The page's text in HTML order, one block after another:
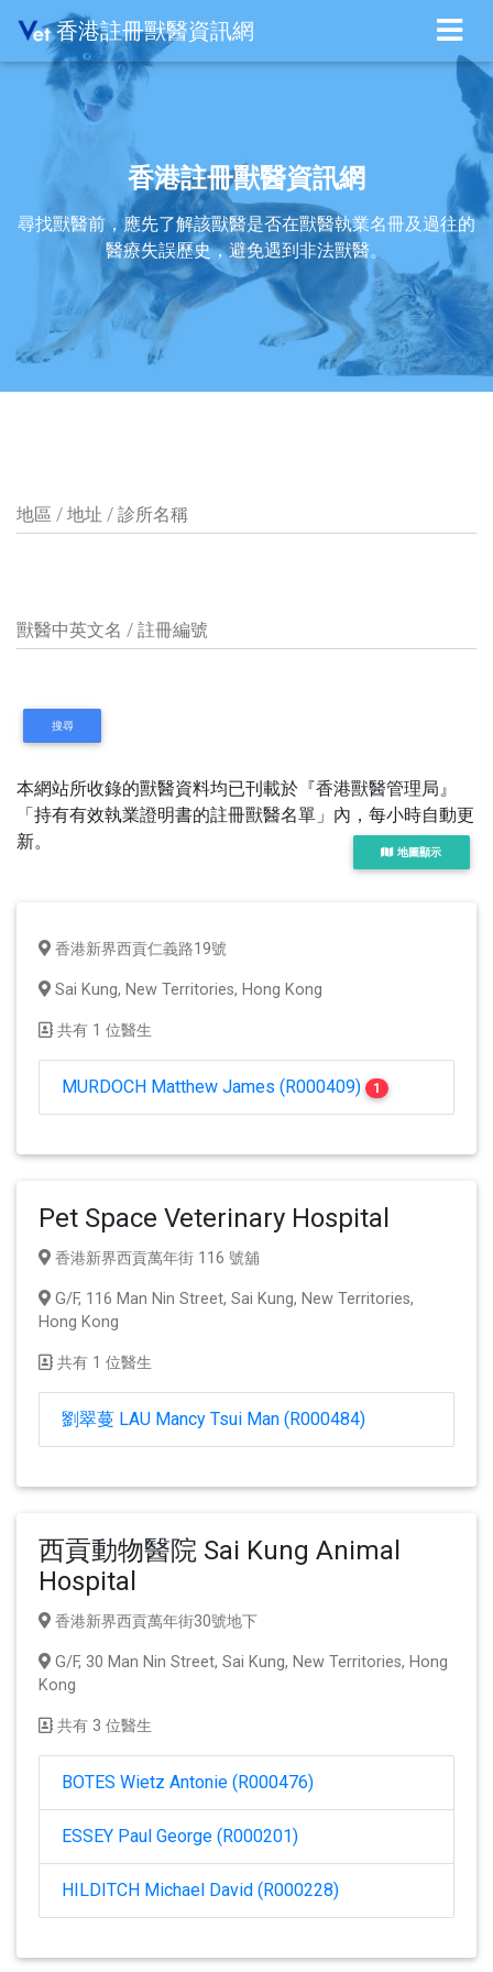
香港註冊獸醫資訊網
香港註冊獸醫資訊網
尋找獸醫前，應先了解該獸醫是否在獸醫執業名冊及過往的
醫療失誤歷史，避免遇到非法獸醫。
地區 / 地址 / 診所名稱
獸醫中英文名 / 註冊編號
搜尋
本網站所收錄的獸醫資料均已刊載於『香港獸醫管理局』
「持有有效執業證明書的註冊獸醫名單」內，每小時自動更
新。
地圖顯示
香港新界西貢仁義路19號
Sai Kung, New Territories, Hong Kong
共有 1 位醫生
MURDOCH Matthew James (R000409) 1
Pet Space Veterinary Hospital
香港新界西貢萬年街 116 號舖
G/F, 116 Man Nin Street, Sai Kung, New Territories,
Hong Kong
共有 1 位醫生
劉翠蔓 LAU Mancy Tsui Man (R000484)
西貢動物醫院 Sai Kung Animal
Hospital
香港新界西貢萬年街30號地下
G/F, 30 Man Nin Street, Sai Kung, New Territories, Hong
Kong
共有 3 位醫生
BOTES Wietz Antonie (R000476)
ESSEY Paul George (R000201)
HILDITCH Michael David (R000228)